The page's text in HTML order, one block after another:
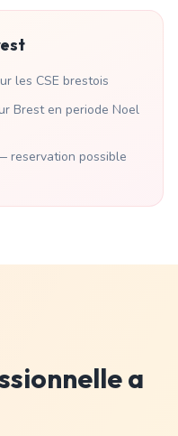
les CSE brestois
Brest en periode Noel
reservation possible
a